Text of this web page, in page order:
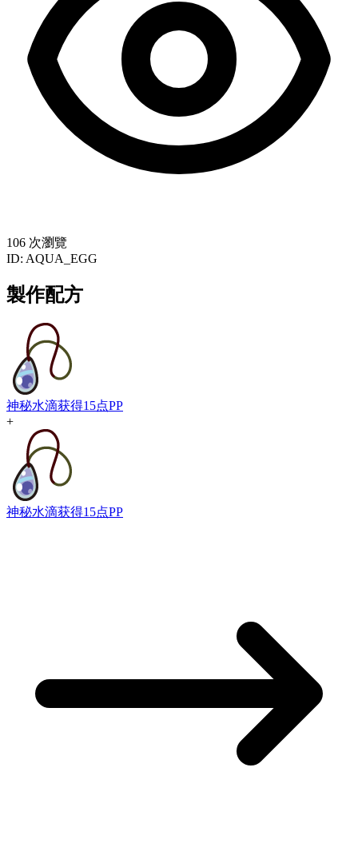
106 次瀏覽
ID: AQUA_EGG
製作配方
神秘水滴获得15点PP
+
神秘水滴获得15点PP